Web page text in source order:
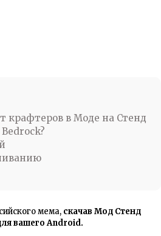
крафтеров в Моде на Стенд
мема, скачав Мод Стенд
вашего Android.